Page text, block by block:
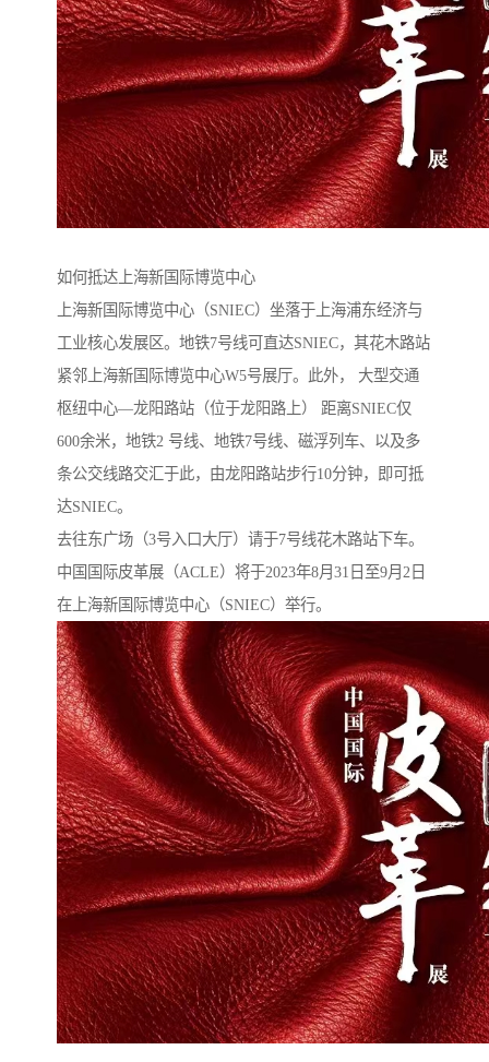
如何抵达上海新国际博览中心
上海新国际博览中心（SNIEC）坐落于上海浦东经济与
工业核心发展区。地铁7号线可直达SNIEC，其花木路站
紧邻上海新国际博览中心W5号展厅。此外， 大型交通
枢纽中心—龙阳路站（位于龙阳路上） 距离SNIEC仅
600余米，地铁2 号线、地铁7号线、磁浮列车、以及多
条公交线路交汇于此，由龙阳路站步行10分钟，即可抵
达SNIEC。
去往东广场（3号入口大厅）请于7号线花木路站下车。
中国国际皮革展（ACLE）将于2023年8月31日至9月2日
在上海新国际博览中心（SNIEC）举行。